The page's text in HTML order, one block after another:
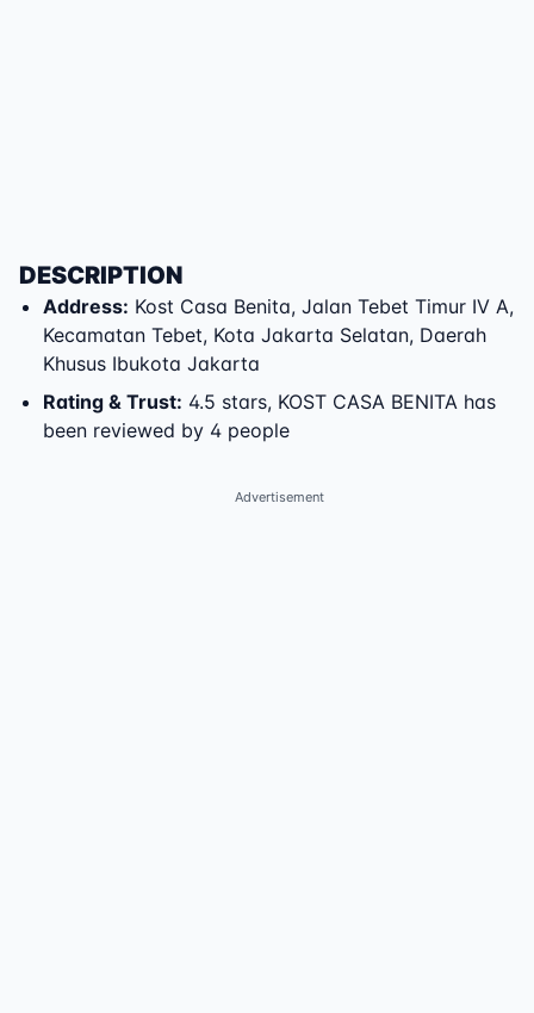
DESCRIPTION
Address: Kost Casa Benita, Jalan Tebet Timur IV A,
Kecamatan Tebet, Kota Jakarta Selatan, Daerah
Khusus Ibukota Jakarta
Rating & Trust: 4.5 stars, KOST CASA BENITA has
been reviewed by 4 people
Advertisement